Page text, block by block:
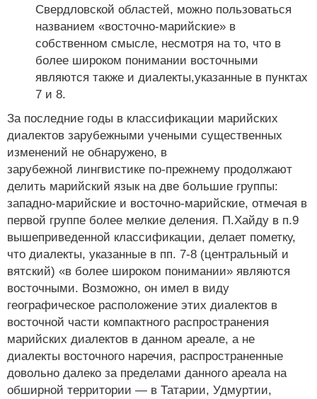
Свердловской областей, можно пользоваться
названием «восточно-марийские» в
собственном смысле, несмотря на то, что в
более широком понимании восточными
являются также и диалекты,указанные в пунктах
7 и 8.
За последние годы в классификации марийских
диалектов зарубежными учеными существенных
изменений не обнаружено, в
зарубежной лингвистике по-прежнему продолжают
делить марийский язык на две большие группы:
западно-марийские и восточно-марийские, отмечая в
первой группе более мелкие деления. П.Хайду в п.9
вышеприведенной классификации, делает пометку,
что диалекты, указанные в пп. 7-8 (центральный и
вятский) «в более широком понимании» являются
восточными. Возможно, он имел в виду
географическое расположение этих диалектов в
восточной части компактного распространения
марийских диалектов в данном ареале, а не
диалекты восточного наречия, распространенные
довольно далеко за пределами данного ареала на
обширной территории — в Татарии, Удмуртии,